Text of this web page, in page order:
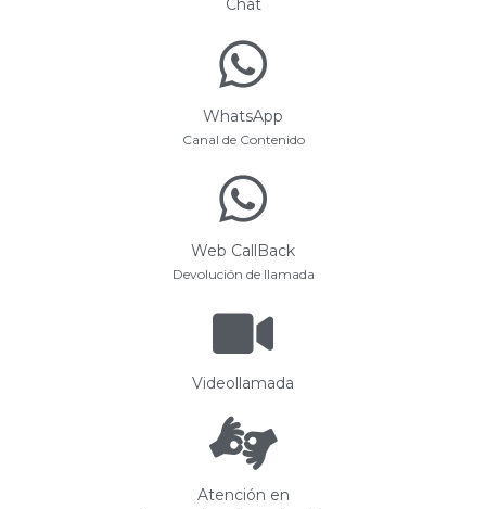
Chat
WhatsApp
Canal de Contenido
Web CallBack
Devolución de llamada
Videollamada
Atención en